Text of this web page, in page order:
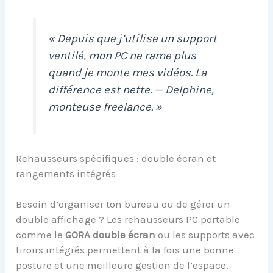
« Depuis que j’utilise un support
ventilé, mon PC ne rame plus
quand je monte mes vidéos. La
différence est nette. — Delphine,
monteuse freelance. »
Rehausseurs spécifiques : double écran et
rangements intégrés
Besoin d’organiser ton bureau ou de gérer un
double affichage ? Les rehausseurs PC portable
comme leGORA double écran ou les supports avec
tiroirs intégrés permettent à la fois une bonne
posture et une meilleure gestion de l’espace.